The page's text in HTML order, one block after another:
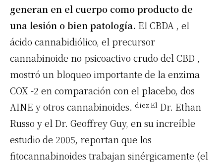
generan en el cuerpo como producto de
una lesión o bien patología. El CBDA , el
ácido cannabidiólico, el precursor
cannabinoide no psicoactivo crudo delCBD ,
mostró un bloqueo importante de la enzima
COX-2 en comparación con el placebo, dos
AINE y otros cannabinoides. diez El Dr. Ethan
Russo y el Dr. Geoffrey Guy, en su increíble
estudio de 2005, reportan que los
fitocannabinoides trabajan sinérgicamente (el